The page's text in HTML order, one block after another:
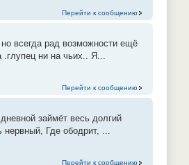
Перейти к сообщению
всегда рад возможности ещё
.глупец ни на чьих.. Я...
Перейти к сообщению
займёт весь долгий
Где ободрит, ...
Перейти к сообщению